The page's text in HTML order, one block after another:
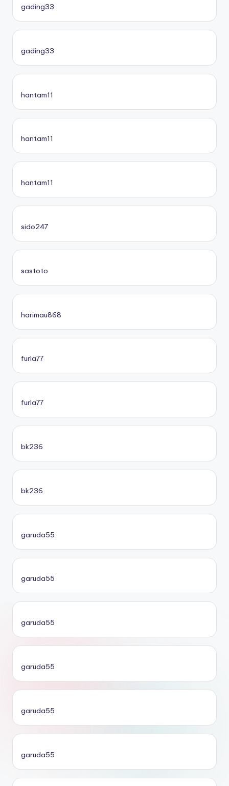
gading33
gading33
hantam11
hantam11
hantam11
sido247
sastoto
harimau868
furla77
furla77
bk236
bk236
garuda55
garuda55
garuda55
garuda55
garuda55
garuda55